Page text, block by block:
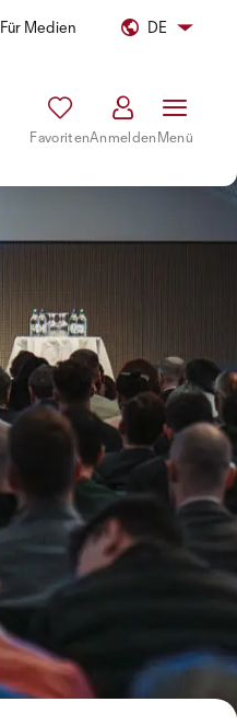
Für Medien DE
FavoritenAnmeldenMenü